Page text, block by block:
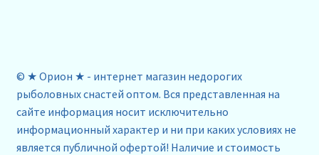
© ★ Орион ★ - интернет магазин недорогих
рыболовных снастей оптом. Вся представленная на
сайте информация носит исключительно
информационный характер и ни при каких условиях не
является публичной офертой! Наличие и стоимость